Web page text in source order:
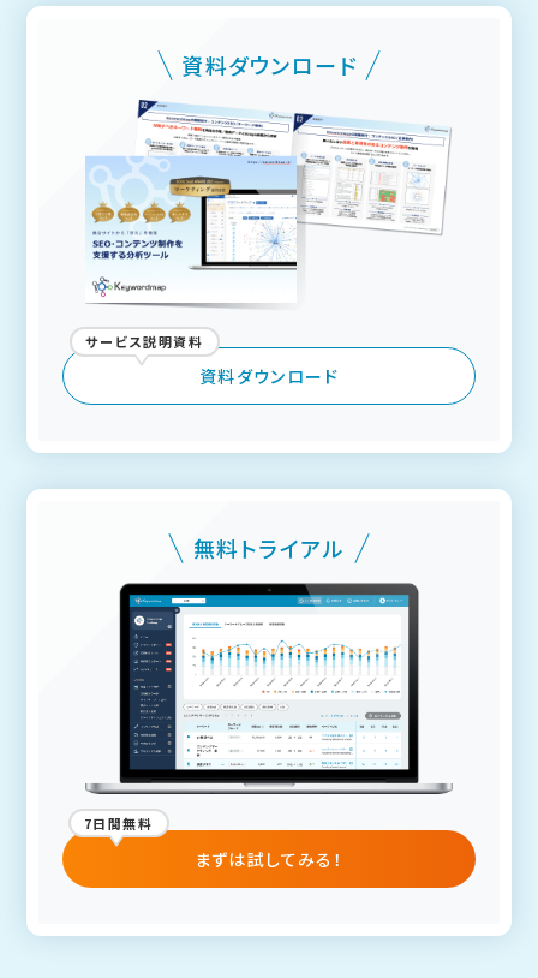
資料ダウンロード
資料ダウンロード
サービス説明資料
無料トライアル
まずは試してみる！
7日間無料